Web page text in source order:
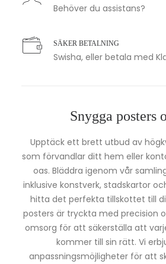
Behöver du assistans?
SÄKER BETALNING
Swisha, eller betala med
Snygga posters
Upptäck ett brett utbud av
som förvandlar ditt hem eller
oas. Bläddra igenom vår
inklusive konstverk, stadskartor
hitta det perfekta tillskottet till
posters är tryckta med precision
omsorg för att säkerställa att
kommer till sin rätt. Vi
anpassningsmöjligheter för att